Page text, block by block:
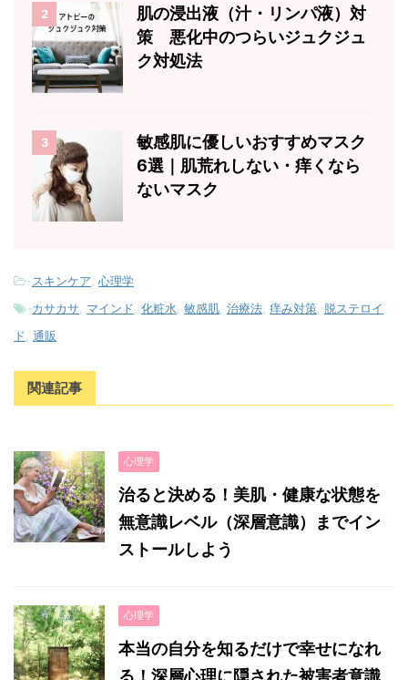
2
肌の浸出液（汁・リンパ液）対
策 悪化中のつらいジュクジュ
ク対処法
3
敏感肌に優しいおすすめマスク
6選｜肌荒れしない・痒くなら
ないマスク
-スキンケア 心理学
-カサカサ マインド 化粧水 敏感肌 治療法 痒み対策 脱ステロイ
ド 通販
関連記事
心理学
治ると決める！美肌・健康な状態を
無意識レベル（深層意識）までイン
ストールしよう
心理学
本当の自分を知るだけで幸せになれ
る！深層心理に隠された被害者意識